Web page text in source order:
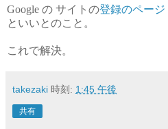
Google の サイトの登録のページ
といいとのこと。
これで解決。
takezaki 時刻: 1:45 午後
共有